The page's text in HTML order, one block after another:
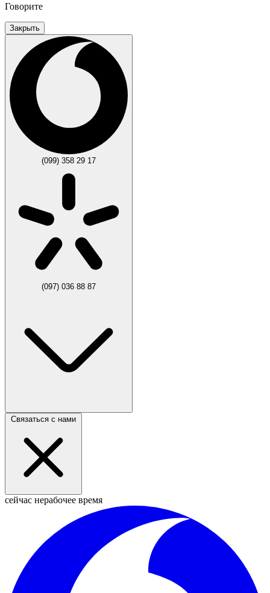
Говорите
Закрыть
(099) 358 29 17
(097) 036 88 87
Связаться с нами
сейчас нерабочее время